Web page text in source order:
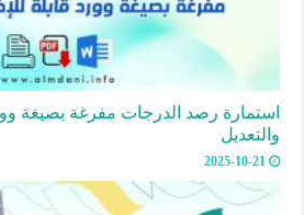
استمارة رصد الدرجات مفرغة بصيغة
والتعديل
2025-10-21